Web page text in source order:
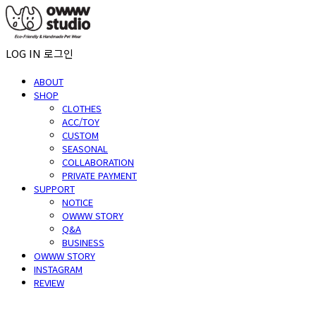
LOG IN 로그인
ABOUT
SHOP
CLOTHES
ACC/TOY
CUSTOM
SEASONAL
COLLABORATION
PRIVATE PAYMENT
SUPPORT
NOTICE
OWWW STORY
Q&A
BUSINESS
OWWW STORY
INSTAGRAM
REVIEW